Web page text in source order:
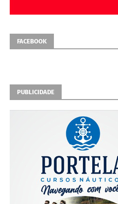
FACEBOOK
PUBLICIDADE